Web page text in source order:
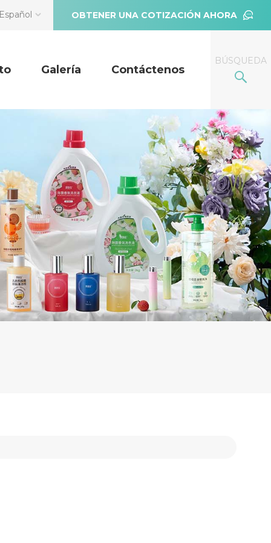
OBTENER UNA COTIZACIÓN AHORA
BÚSQUEDA
Galería Contáctenos